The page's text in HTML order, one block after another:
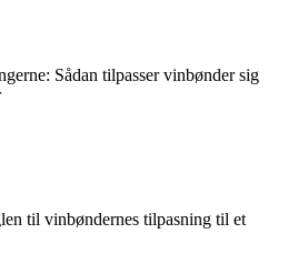
Sådan tilpasser vinbønder sig
til vinbøndernes tilpasning til et